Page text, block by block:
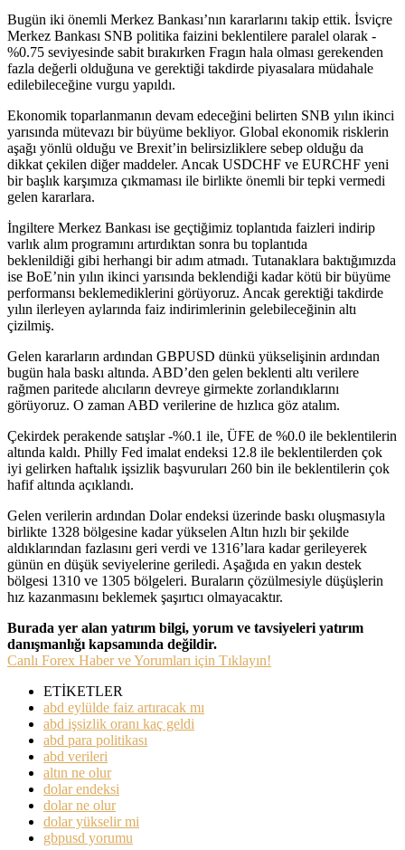
Bugün iki önemli Merkez Bankası’nın kararlarını takip ettik. İsviçre
Merkez Bankası SNB politika faizini beklentilere paralel olarak -
%0.75 seviyesinde sabit bırakırken Fragın hala olması gerekenden
fazla değerli olduğuna ve gerektiği takdirde piyasalara müdahale
edilebileceğine vurgu yapıldı.
Ekonomik toparlanmanın devam edeceğini belirten SNB yılın ikinci
yarısında mütevazı bir büyüme bekliyor. Global ekonomik risklerin
aşağı yönlü olduğu ve Brexit’in belirsizliklere sebep olduğu da
dikkat çekilen diğer maddeler. Ancak USDCHF ve EURCHF yeni
bir başlık karşımıza çıkmaması ile birlikte önemli bir tepki vermedi
gelen kararlara.
İngiltere Merkez Bankası ise geçtiğimiz toplantıda faizleri indirip
varlık alım programını artırdıktan sonra bu toplantıda
beklenildiği gibi herhangi bir adım atmadı. Tutanaklara baktığımızda
ise BoE’nin yılın ikinci yarısında beklendiği kadar kötü bir büyüme
performansı beklemediklerini görüyoruz. Ancak gerektiği takdirde
yılın ilerleyen aylarında faiz indirimlerinin gelebileceğinin altı
çizilmiş.
Gelen kararların ardından GBPUSD dünkü yükselişinin ardından
bugün hala baskı altında. ABD’den gelen beklenti altı verilere
rağmen paritede alıcıların devreye girmekte zorlandıklarını
görüyoruz. O zaman ABD verilerine de hızlıca göz atalım.
Çekirdek perakende satışlar -%0.1 ile, ÜFE de %0.0 ile beklentilerin
altında kaldı. Philly Fed imalat endeksi 12.8 ile beklentilerden çok
iyi gelirken haftalık işsizlik başvuruları 260 bin ile beklentilerin çok
hafif altında açıklandı.
Gelen verilerin ardından Dolar endeksi üzerinde baskı oluşmasıyla
birlikte 1328 bölgesine kadar yükselen Altın hızlı bir şekilde
aldıklarından fazlasını geri verdi ve 1316’lara kadar gerileyerek
günün en düşük seviyelerine geriledi. Aşağıda en yakın destek
bölgesi 1310 ve 1305 bölgeleri. Buraların çözülmesiyle düşüşlerin
hız kazanmasını beklemek şaşırtıcı olmayacaktır.
Burada yer alan yatırım bilgi, yorum ve tavsiyeleri yatırım
danışmanlığı kapsamında değildir.
Canlı Forex Haber ve Yorumları için Tıklayın!
ETİKETLER
abd eylülde faiz artıracak mı
abd işsizlik oranı kaç geldi
abd para politikası
abd verileri
altın ne olur
dolar endeksi
dolar ne olur
dolar yükselir mi
gbpusd yorumu